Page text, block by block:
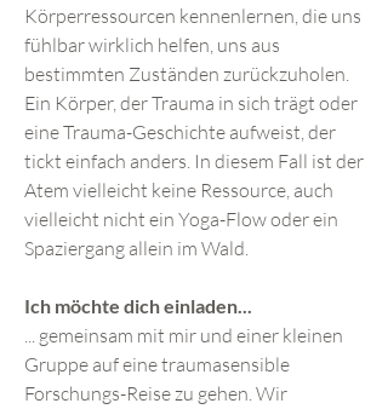
Körperressourcen kennenlernen, die uns
fühlbar wirklich helfen, uns aus
bestimmten Zuständen zurückzuholen.
Ein Körper, der Trauma in sich trägt oder
eine Trauma-Geschichte aufweist, der
tickt einfach anders. In diesem Fall ist der
Atem vielleicht keine Ressource, auch
vielleicht nicht ein Yoga-Flow oder ein
Spaziergang allein im Wald.
Ich möchte dich einladen...
... gemeinsam mit mir und einer kleinen
Gruppe auf eine traumasensible
Forschungs-Reise zu gehen. Wir